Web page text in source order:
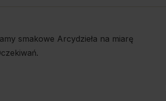
smakowe Arcydzieła na miarę